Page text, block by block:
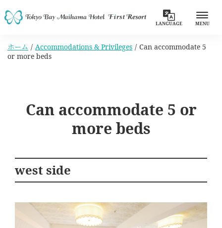
LANGUAGE MENU
ホーム Accommodations & Privileges
Can accommodate 5
or more beds
Can accommodate 5 or
more beds
west side